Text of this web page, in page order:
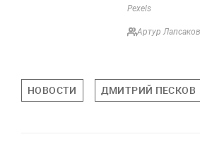
Pexels
Артур Лапсаков
НОВОСТИ ДМИТРИЙ ПЕСКОВ